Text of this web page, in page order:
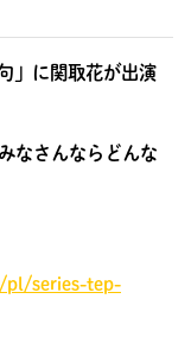
」に関取花が出演
なさんならどんな
series-tep-